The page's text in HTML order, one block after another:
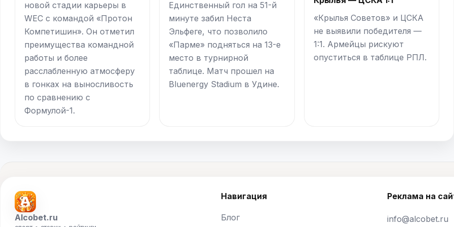
новой стадии карьеры в
WEC с командой «Протон
Компетишин». Он отметил
преимущества командной
работы и более
расслабленную атмосферу
в гонках на выносливость
по сравнению с
Формулой-1.
Единственный гол на 51-й
минуте забил Неста
Эльфеге, что позволило
«Парме» подняться на 13-е
место в турнирной
таблице. Матч прошел на
Bluenergy Stadium в Удине.
«Крылья Советов» и ЦСКА
не выявили победителя —
1:1. Армейцы рискуют
опуститься в таблице РПЛ.
Alcobet.ru
Навигация
Блог
Реклама на
info@alcobet.ru